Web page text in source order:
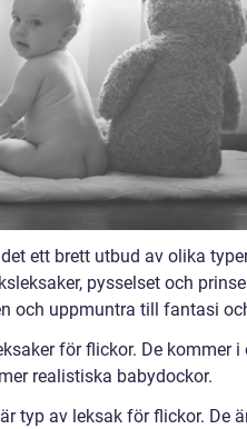
ett brett utbud av olika
pysselset och
och uppmuntra till fantasi
för flickor. De kommer
realistiska babydockor.
typ av leksak för flickor. De